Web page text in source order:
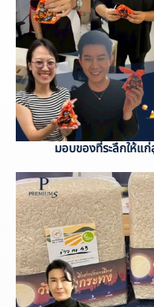
มอบของที่ระลึกให้แ